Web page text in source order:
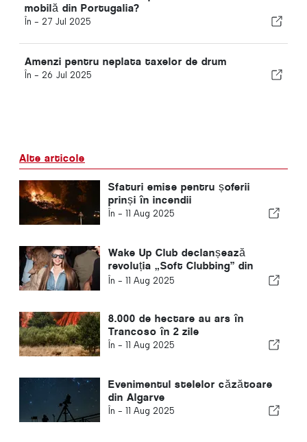
mobilă din Portugalia?
În - 27 Jul 2025
Amenzi pentru neplata taxelor de drum
În - 26 Jul 2025
Alte articole
Sfaturi emise pentru șoferii
prinși în incendii
În - 11 Aug 2025
Wake Up Club declanșează
revoluția „Soft Clubbing” din
Lisabona
În - 11 Aug 2025
8.000 de hectare au ars în
Trancoso în 2 zile
În - 11 Aug 2025
Evenimentul stelelor căzătoare
din Algarve
În - 11 Aug 2025